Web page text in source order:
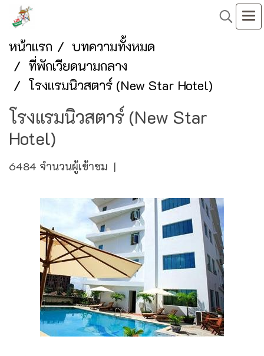
หน้าแรก
บทความทั้งหมด
ที่พักเวียดนามกลาง
โรงแรมนิวสตาร์ (New Star Hotel)
โรงแรมนิวสตาร์ (New Star
Hotel)
6484 จำนวนผู้เข้าชม |